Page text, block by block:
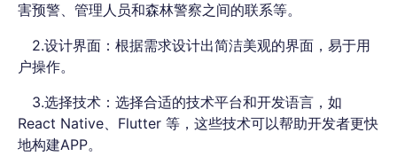
害预警、管理人员和森林警察之间的联系等。
2.设计界面：根据需求设计出简洁美观的界面，易于用
户操作。
3.选择技术：选择合适的技术平台和开发语言，如
React Native、Flutter 等，这些技术可以帮助开发者更快
地构建APP。